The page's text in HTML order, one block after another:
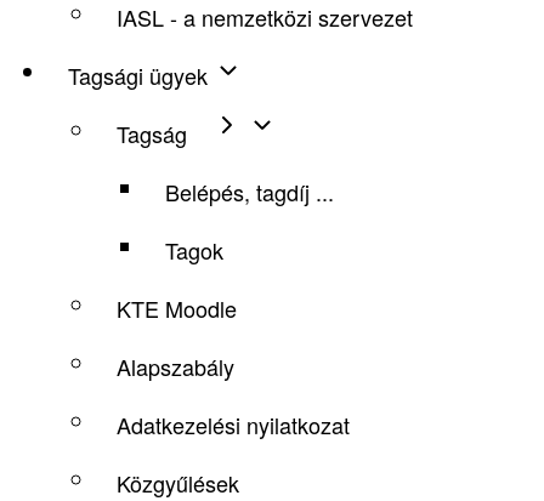
IASL - a nemzetközi szervezet
Tagsági ügyek
Tagság
Belépés, tagdíj ...
Tagok
KTE Moodle
Alapszabály
Adatkezelési nyilatkozat
Közgyűlések